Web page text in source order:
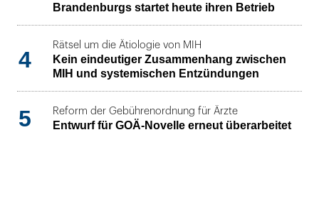
Brandenburgs startet heute ihren Betrieb
4
Rätsel um die Ätiologie von MIH
Kein eindeutiger Zusammenhang zwischen
MIH und systemischen Entzündungen
5 Reform der Gebührenordnung für Ärzte
Entwurf für GOÄ-Novelle erneut überarbeitet